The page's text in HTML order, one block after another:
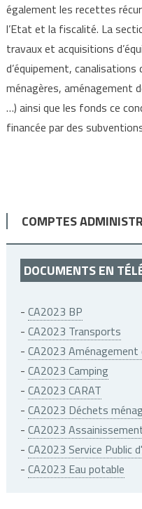
également les recettes
l’Etat et la fiscalité. La
travaux et acquisitions
d’équipement, canalisations
ménagères, aménagement
…) ainsi que les fonds ce
financée par des
COMPTES
DOCUMENTS EN
- CA2023 BP
- CA2023 Transports
- CA2023 Aménagement
- CA2023 Camping
- CA2023 CARAT
- CA2023 Déchets
- CA2023
- CA2023 Service Public
- CA2023 Eau potable